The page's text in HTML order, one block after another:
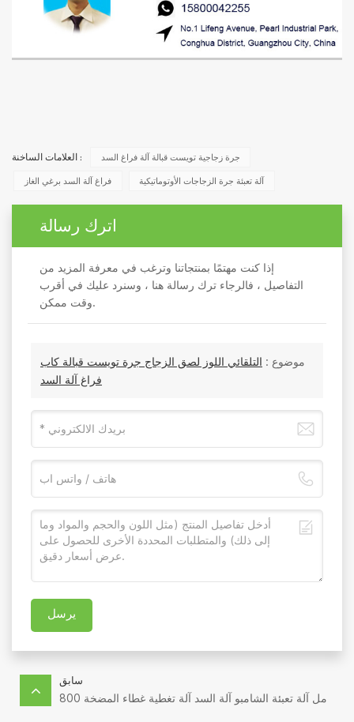
العلامات الساخنة : جرة زجاجية تويست قبالة آلة فراغ السد
فراغ آلة السد برغي الغاز آلة تعبئة جرة الزجاجات الأوتوماتيكية
اترك رسالة
إذا كنت مهتمًا بمنتجاتنا وترغب في معرفة المزيد من
التفاصيل ، فالرجاء ترك رسالة هنا ، وسنرد عليك في أقرب
وقت ممكن.
موضوع : التلقائي اللوز لصق الزجاج جرة تويست قبالة كاب
فراغ آلة السد
يرسل
سابق
800 مل آلة تعبئة الشامبو آلة السد آلة تغطية غطاء المضخة